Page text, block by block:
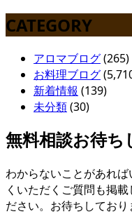
CATEGORY
アロマブログ(265)
お料理ブログ
新着情報 (139)
未分類(30)
無料相談お待ち
わからないことがあれ
くいただくご質問も掲
ださい。お待ちしており